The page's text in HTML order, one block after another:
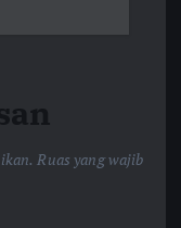
Ruas yang wajib